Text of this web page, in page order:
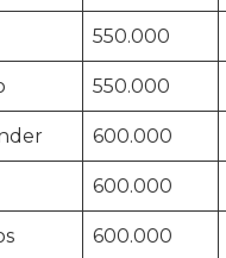
550.000
550.000
600.000
600.000
600.000